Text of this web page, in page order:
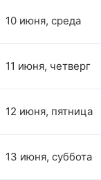
10 июня, среда
11 июня, четверг
12 июня, пятница
13 июня, суббота